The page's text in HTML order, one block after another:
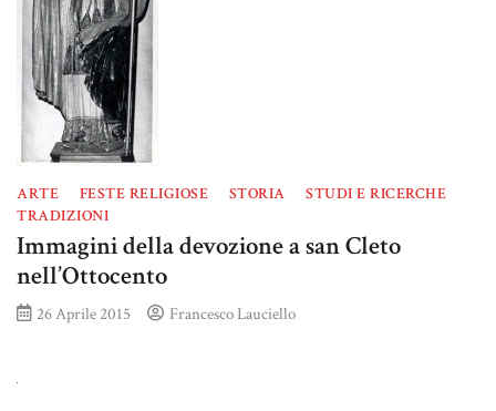
ARTE FESTE RELIGIOSE STORIA
STUDI E RICERCHE
TRADIZIONI
Immagini della devozione a san Cleto
nell’Ottocento
26 Aprile 2015 Francesco Lauciello